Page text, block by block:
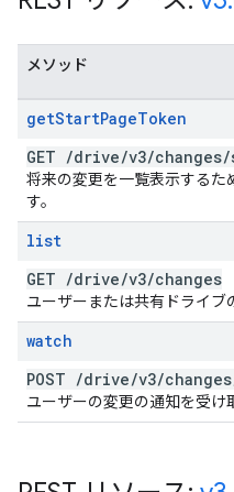
メソッド
getStartPageToken
GET /drive/v3/changes/
将来の変更を一覧表示するた
す。
list
GET /drive/v3/changes
ユーザーまたは共有ドライブ
watch
POST /drive/v3/changes
ユーザーの変更の通知を受け